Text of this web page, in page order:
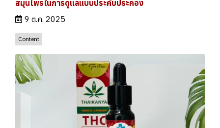
สมุนไพรในการดูแลแบบประคับประคอง
9 ต.ค. 2025
Content